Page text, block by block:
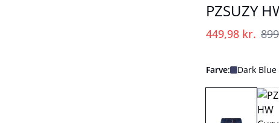
PZSUZY
449,98 kr.
Farve: Dark